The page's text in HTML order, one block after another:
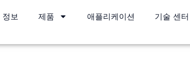
정보 제품 애플리케이션 기술 센터